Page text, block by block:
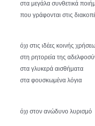
στα μεγάλα συνθετικά
που γράφονται στις
όχι στις ιδέες κοινής
στη ρητορεία της
στα γλυκερά αισθήματα
στα φουσκωμένα λόγια
όχι στον ανώδυνο λυρισμό